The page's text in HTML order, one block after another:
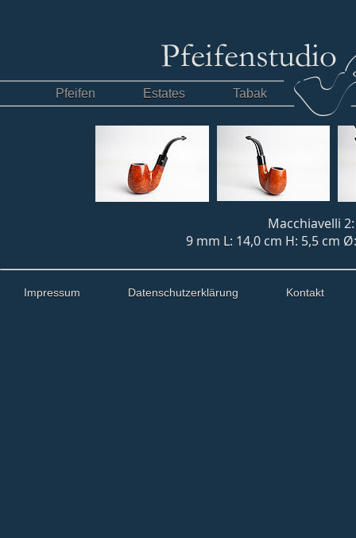
Pfeifen Estates Tabak
Macchiavelli
9 mm L: 14,0 cm H: 5,5 cm
Impressum Datenschutzerklärung Kontakt